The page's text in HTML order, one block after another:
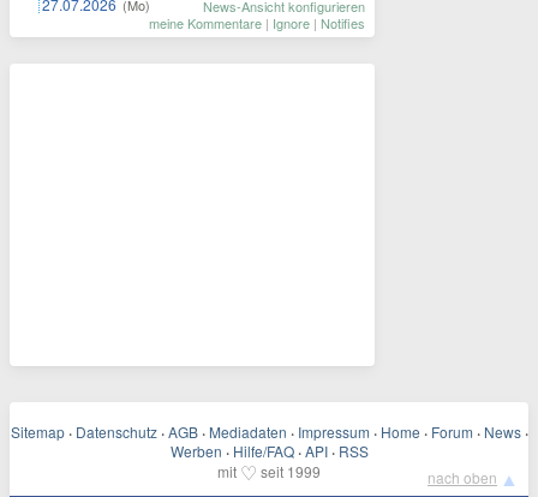
27.07.2026 (Mo)
News-Ansicht konfigurieren
meine Kommentare | Ignore | Notifies
Sitemap · Datenschutz · AGB · Mediadaten · Impressum · Home · Forum · News ·
Werben · Hilfe/FAQ · API · RSS
mit ♡ seit 1999 nach oben ▲